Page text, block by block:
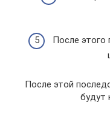
После этого
После этой
будут